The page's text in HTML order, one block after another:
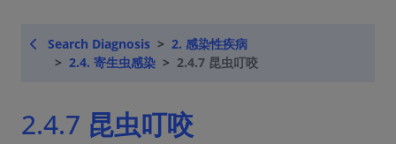
Search Diagnosis
2. 感染性疾病
2.4. 寄生虫感染
2.4.7 昆虫叮咬
2.4.7 昆虫叮咬